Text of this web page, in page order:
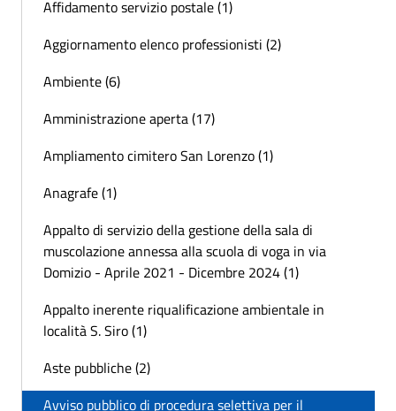
Affidamento servizio postale (1)
Aggiornamento elenco professionisti (2)
Ambiente (6)
Amministrazione aperta (17)
Ampliamento cimitero San Lorenzo (1)
Anagrafe (1)
Appalto di servizio della gestione della sala di
muscolazione annessa alla scuola di voga in via
Domizio - Aprile 2021 - Dicembre 2024 (1)
Appalto inerente riqualificazione ambientale in
località S. Siro (1)
Aste pubbliche (2)
Avviso pubblico di procedura selettiva per il